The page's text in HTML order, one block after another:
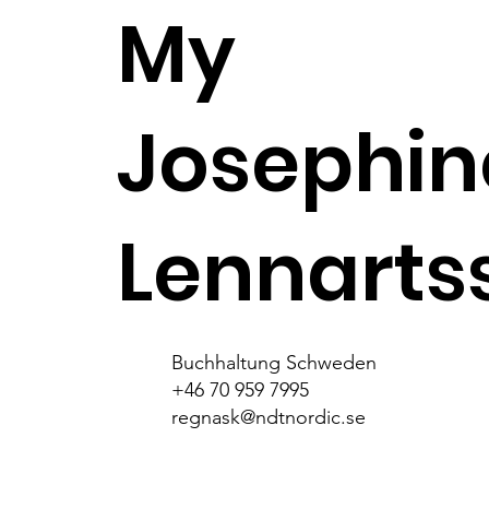
My
Buchhaltung Schweden
+46 70 959 7995
regnask@ndtnordic.se